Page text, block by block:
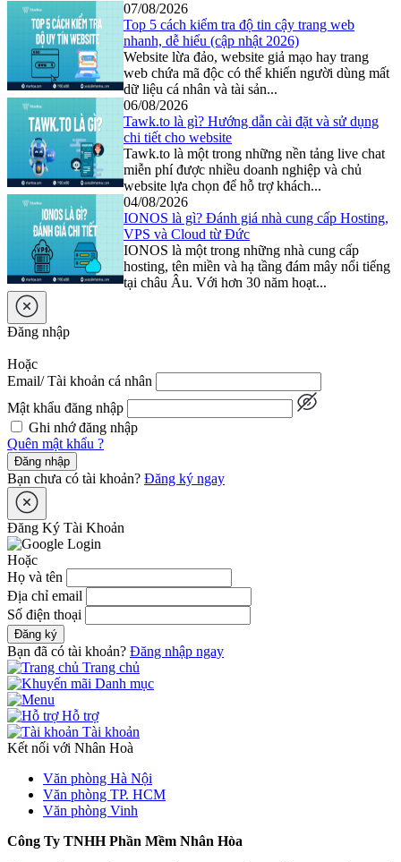
07/08/2026
Top 5 cách kiểm tra độ tin cậy trang web
nhanh, dễ hiểu (cập nhật 2026)
Website lừa đảo, website giả mạo hay trang
web chứa mã độc có thể khiến người dùng mất
dữ liệu cá nhân và tài sản...
06/08/2026
Tawk.to là gì? Hướng dẫn cài đặt và sử dụng
chi tiết cho website
Tawk.to là một trong những nền tảng live chat
miễn phí được nhiều doanh nghiệp và chủ
website lựa chọn để hỗ trợ khách...
04/08/2026
IONOS là gì? Đánh giá nhà cung cấp Hosting,
VPS và Cloud từ Đức
IONOS là một trong những nhà cung cấp
hosting, tên miền và hạ tầng đám mây nổi tiếng
tại châu Âu. Với hơn 30 năm hoạt...
Đăng nhập
Hoặc
Email/ Tài khoản cá nhân
Mật khẩu đăng nhập
Ghi nhớ đăng nhập
Quên mật khẩu ?
Đăng nhập
Bạn chưa có tài khoản? Đăng ký ngay
Đăng Ký Tài Khoản
Hoặc
Họ và tên
Địa chỉ email
Số điện thoại
Đăng ký
Bạn đã có tài khoản? Đăng nhập ngay
Trang chủ
Danh mục
Hỗ trợ
Tài khoản
Kết nối với Nhân Hoà
Văn phòng Hà Nội
Văn phòng TP. HCM
Văn phòng Vinh
Công Ty TNHH Phần Mềm Nhân Hòa